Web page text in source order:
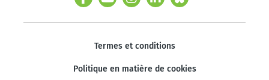
Termes et conditions
Politique en matière de cookies